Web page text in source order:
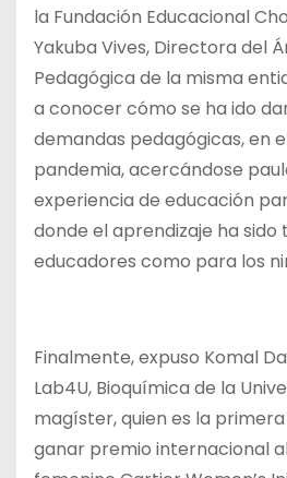
la Fundación Educacional
Yakuba Vives, Directora del
Pedagógica de la misma
a conocer cómo se ha ido
demandas pedagógicas, en
pandemia, acercándose
experiencia de educación
donde el aprendizaje ha
educadores como para los
Finalmente, expuso Komal
Lab4U, Bioquímica de la
magíster, quien es la
ganar premio internacional